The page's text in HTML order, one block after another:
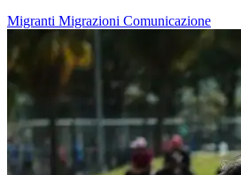
Migranti Migrazioni Comunicazione